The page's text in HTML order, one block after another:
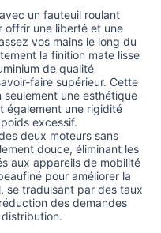
un fauteuil roulant
offrir une liberté et une
vos mains le long du
la finition mate lisse
de qualité
faire supérieur. Cette
une esthétique
également une rigidité
excessif.
deux moteurs sans
douce, éliminant les
aux appareils de mobilité
pour améliorer la
se traduisant par des taux
des demandes